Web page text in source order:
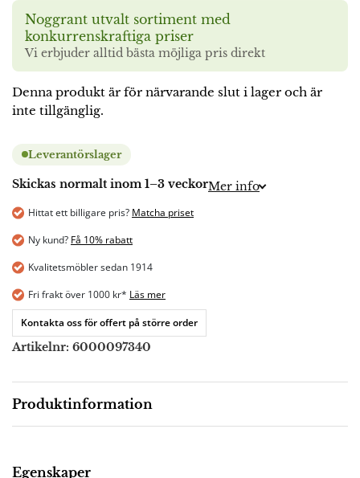
Noggrant utvalt sortiment med
konkurrenskraftiga priser
Vi erbjuder alltid bästa möjliga pris direkt
Denna produkt är för närvarande slut i lager och är
inte tillgänglig.
Leverantörslager
Skickas normalt inom 1–3 veckorMer info
Hittat ett billigare pris? Matcha priset
Ny kund? Få 10% rabatt
Kvalitetsmöbler sedan 1914
Fri frakt över 1000 kr* Läs mer
Kontakta oss för offert på större order
Artikelnr: 6000097340
Produktinformation
Beskrivning
Egenskaper